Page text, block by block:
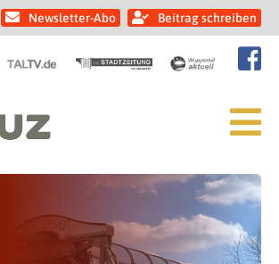
Newsletter-Abo Beitrag schreiben